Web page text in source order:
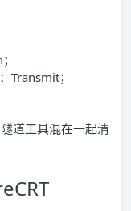
Transmit；
道工具混在一起清